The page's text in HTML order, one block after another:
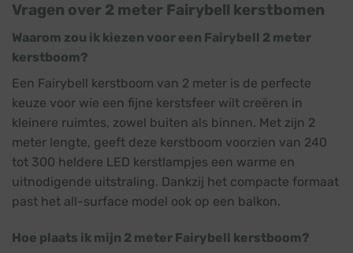
Vragen over 2 meter Fairybell kerstbomen
Waarom zou ik kiezen voor een Fairybell 2 meter
kerstboom?
Een Fairybell kerstboom van 2 meter is de perfecte
keuze voor wie een fijne kerstsfeer wilt creëren in
kleinere ruimtes, zowel buiten als binnen. Met zijn 2
meter lengte, geeft deze kerstboom voorzien van 240
tot 300 heldere LED kerstlampjes een warme en
uitnodigende uitstraling. Dankzij het compacte formaat
past het all-surface model ook op een balkon.
Hoe plaats ik mijn 2 meter Fairybell kerstboom?